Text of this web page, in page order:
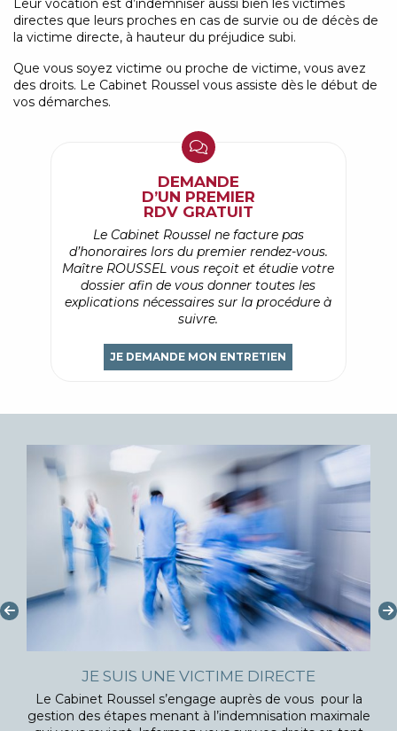
Leur vocation est d’indemniser aussi bien les victimes
directes que leurs proches en cas de survie ou de décès de
la victime directe, à hauteur du préjudice subi.
Que vous soyez victime ou proche de victime, vous avez
des droits. Le Cabinet Roussel vous assiste dès le début de
vos démarches.
DEMANDE
D’UN PREMIER
RDV GRATUIT
Le Cabinet Roussel ne facture pas
d’honoraires lors du premier rendez-vous.
Maître ROUSSEL vous reçoit et étudie votre
dossier afin de vous donner toutes les
explications nécessaires sur la procédure à
suivre.
JE DEMANDE MON ENTRETIEN
JE SUIS UNE VICTIME DIRECTE
Le Cabinet Roussel s’engage auprès de vous pour la
gestion des étapes menant à l’indemnisation maximale